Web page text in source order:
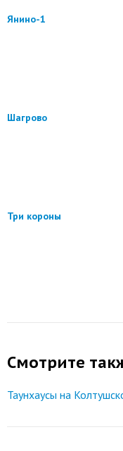
Янино-1
Шагрово
Три короны
Смотрите
Таунхаусы на